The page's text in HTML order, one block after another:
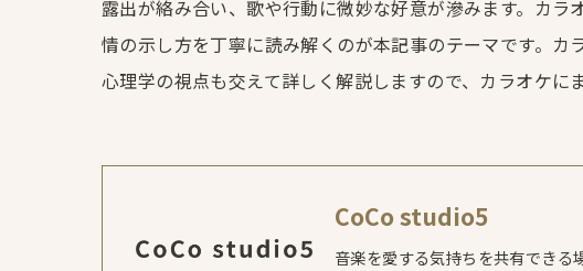
露出が絡み合い、歌や行動に微妙な好意が滲みます。カ
情の示し方を丁寧に読み解くのが本記事のテーマです。
心理学の視点も交えて詳しく解説しますので、カラオケに
CoCo studio5
音楽を愛する気持ちを共有できる